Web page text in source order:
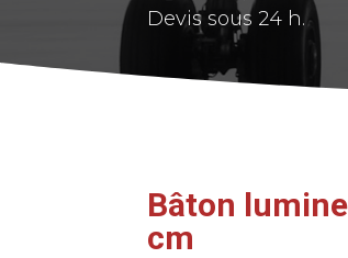
Devis sous 24 h.
Bâton
cm